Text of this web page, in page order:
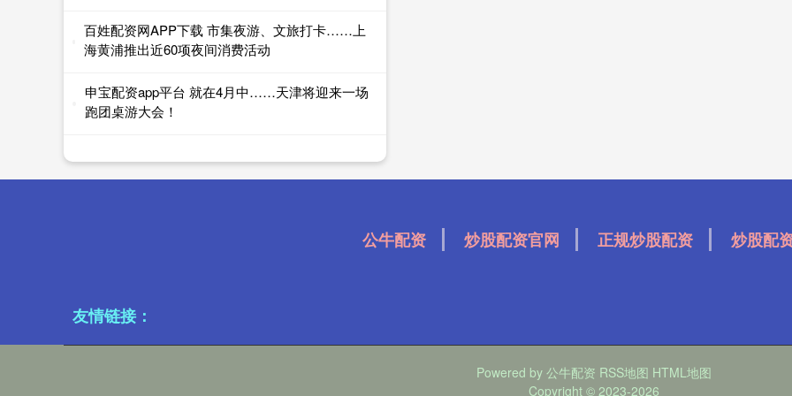
百姓配资网APP下载 市集夜游、文旅打卡……上
海黄浦推出近60项夜间消费活动
申宝配资app平台 就在4月中……天津将迎来一场
跑团桌游大会！
公牛配资 炒股配资官网 正规炒股配资 炒股配
友情链接：
Powered by 公牛配资 RSS地图 HTML地图
Copyright © 2023-2026